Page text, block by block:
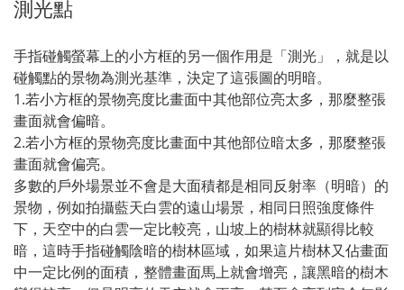
測光點
手指碰觸螢幕上的小方框的另一個作用是「測光」，就是以
碰觸點的景物為測光基準，決定了這張圖的明暗。
1.若小方框的景物亮度比畫面中其他部位亮太多，那麼整張
畫面就會偏暗。
2.若小方框的景物亮度比畫面中其他部位暗太多，那麼整張
畫面就會偏亮。
多數的戶外場景並不會是大面積都是相同反射率（明暗）的
景物，例如拍攝藍天白雲的遠山場景，相同日照強度條件
下，天空中的白雲一定比較亮，山坡上的樹林就顯得比較
暗，這時手指碰觸陰暗的樹林區域，如果這片樹林又佔畫面
中一定比例的面積，整體畫面馬上就會增亮，讓黑暗的樹木